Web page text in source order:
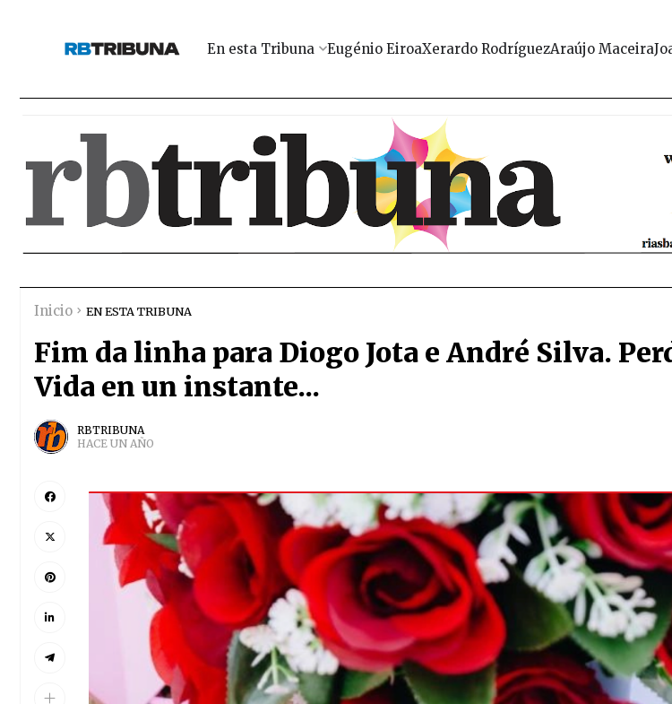
En esta Tribuna Eugénio EiroaXerardo RodríguezAraújo Maceira
Inicio EN ESTA TRIBUNA
Fim da linha para Diogo Jota e André Silva.
Vida en un instante...
RBTRIBUNA
HACE UN AÑO